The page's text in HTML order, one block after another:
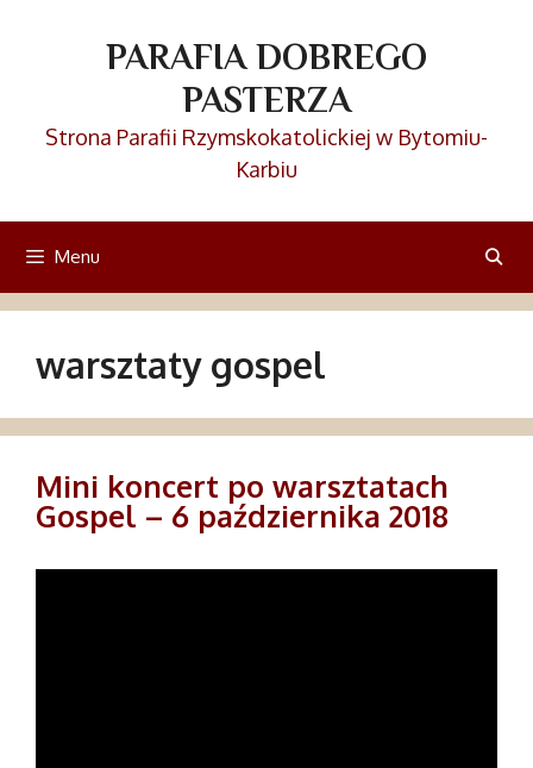
PARAFIA DOBREGO
PASTERZA
Strona Parafii Rzymskokatolickiej w Bytomiu-
Karbiu
Menu
warsztaty gospel
Mini koncert po warsztatach
Gospel – 6 października 2018